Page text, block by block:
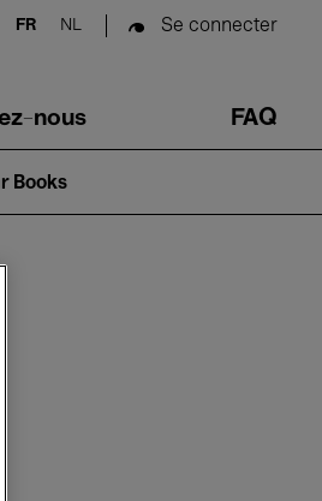
FR NL Se connecter
nous FAQ
Books